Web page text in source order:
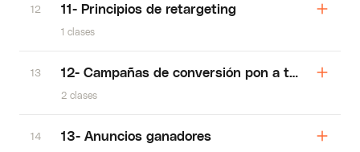
12 11- Principios de retargeting
1 clases
13 12- Campañas de conversión pon a tus robots
2 clases
14 13- Anuncios ganadores